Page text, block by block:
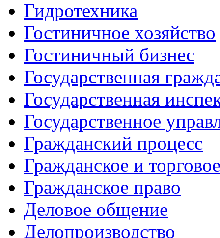
Гидротехника
Гостиничное хозяйство
Гостиничный бизнес
Государственная
Государственная
Государственное
Гражданский процесс
Гражданское и
Гражданское право
Деловое общение
Делопроизводство